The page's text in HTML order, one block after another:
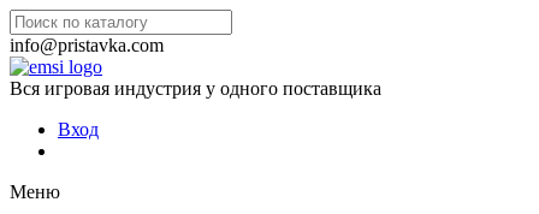
info@pristavka.com
Вся игровая индустрия у одного поставщика
Вход
Меню